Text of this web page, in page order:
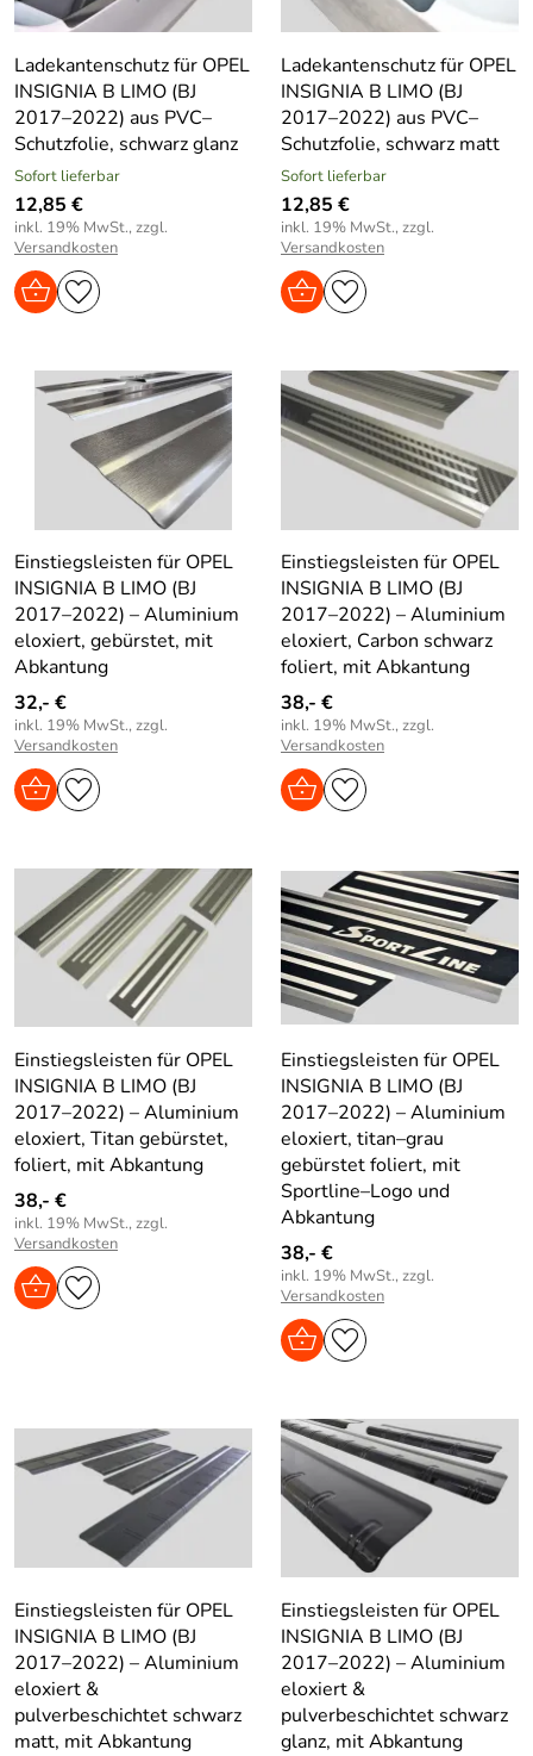
Ladekantenschutz für OPEL
INSIGNIA B LIMO (BJ
2017–2022) aus PVC–
Schutzfolie, schwarz glanz
Sofort lieferbar
12,85 €
inkl. 19% MwSt., zzgl.
Versandkosten
Ladekantenschutz für OPEL
INSIGNIA B LIMO (BJ
2017–2022) aus PVC–
Schutzfolie, schwarz matt
Sofort lieferbar
12,85 €
inkl. 19% MwSt., zzgl.
Versandkosten
Einstiegsleisten für OPEL
INSIGNIA B LIMO (BJ
2017–2022) – Aluminium
eloxiert, gebürstet, mit
Abkantung
32,- €
inkl. 19% MwSt., zzgl.
Versandkosten
Einstiegsleisten für OPEL
INSIGNIA B LIMO (BJ
2017–2022) – Aluminium
eloxiert, Carbon schwarz
foliert, mit Abkantung
38,- €
inkl. 19% MwSt., zzgl.
Versandkosten
Einstiegsleisten für OPEL
INSIGNIA B LIMO (BJ
2017–2022) – Aluminium
eloxiert, Titan gebürstet,
foliert, mit Abkantung
38,- €
inkl. 19% MwSt., zzgl.
Versandkosten
Einstiegsleisten für OPEL
INSIGNIA B LIMO (BJ
2017–2022) – Aluminium
eloxiert, titan–grau
gebürstet foliert, mit
Sportline–Logo und
Abkantung
38,- €
inkl. 19% MwSt., zzgl.
Versandkosten
Einstiegsleisten für OPEL
INSIGNIA B LIMO (BJ
2017–2022) – Aluminium
eloxiert &
pulverbeschichtet schwarz
matt, mit Abkantung
Einstiegsleisten für OPEL
INSIGNIA B LIMO (BJ
2017–2022) – Aluminium
eloxiert &
pulverbeschichtet schwarz
glanz, mit Abkantung